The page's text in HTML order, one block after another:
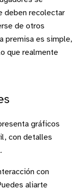
deben recolectar
de otros
premisa es simple,
que realmente
gráficos
con detalles
con
aliarte